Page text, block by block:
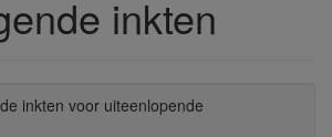
inkten
inkten voor uiteenlopende